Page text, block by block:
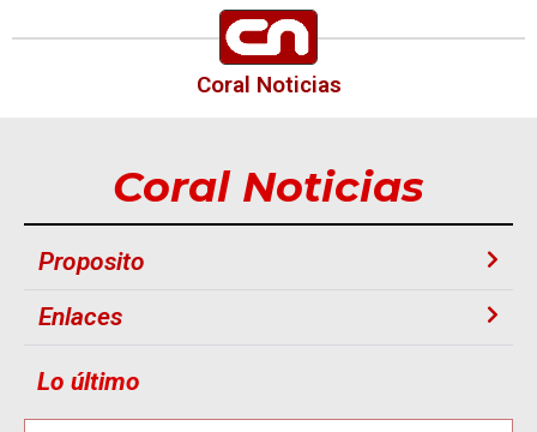
Coral Noticias
Coral Noticias
Proposito
Enlaces
Lo último